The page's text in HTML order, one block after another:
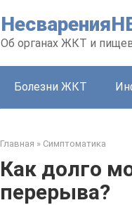
Об органах ЖКТ и
Болезни ЖКТ
Главная » Симптоматика
Как долго
перерыва?